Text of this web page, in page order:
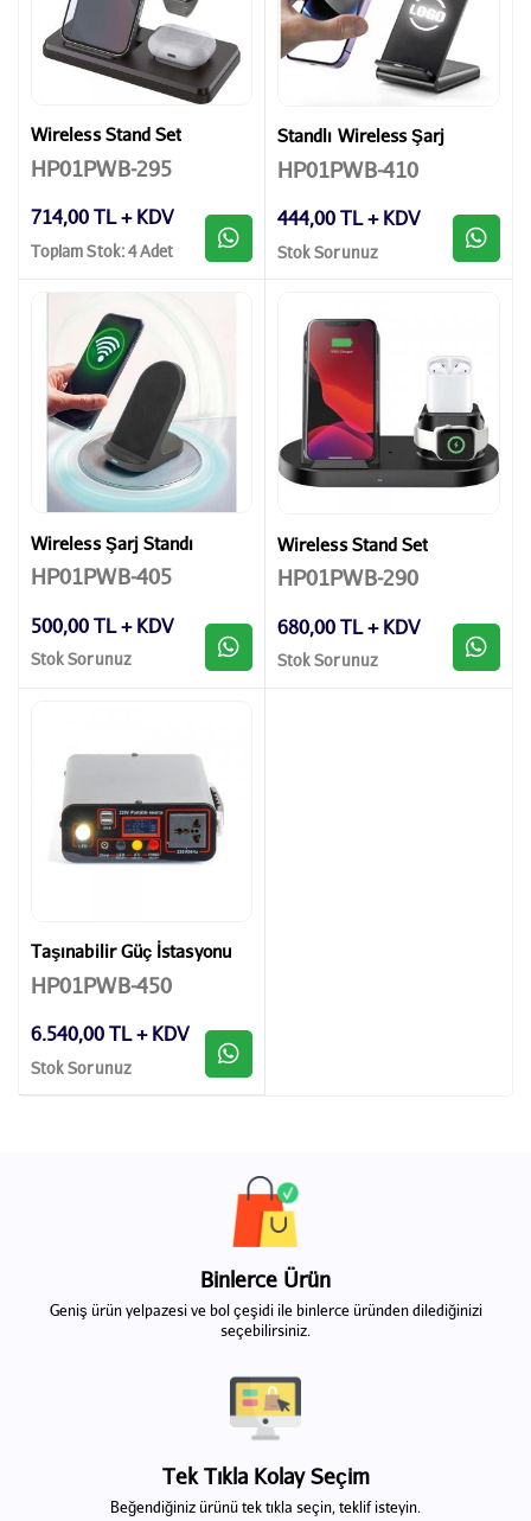
Wireless Stand Set
HP01PWB-295
714,00 TL + KDV
Toplam Stok: 4 Adet
Standlı Wireless Şarj
HP01PWB-410
444,00 TL + KDV
Stok Sorunuz
Wireless Şarj Standı
HP01PWB-405
500,00 TL + KDV
Stok Sorunuz
Wireless Stand Set
HP01PWB-290
680,00 TL + KDV
Stok Sorunuz
Taşınabilir Güç İstasyonu
HP01PWB-450
6.540,00 TL + KDV
Stok Sorunuz
Binlerce Ürün
Geniş ürün yelpazesi ve bol çeşidi ile binlerce üründen dilediğinizi
seçebilirsiniz.
Tek Tıkla Kolay Seçim
Beğendiğiniz ürünü tek tıkla seçin, teklif isteyin.